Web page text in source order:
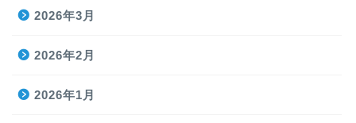
2026年3月
2026年2月
2026年1月